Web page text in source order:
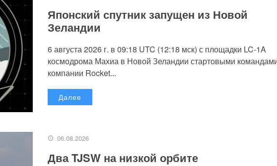
Японский спутник запущен из Новой
Зеландии
6 августа 2026 г. в 09:18 UTC (12:18 мск) с площадки LC-1A
космодрома Махиа в Новой Зеландии стартовыми
компании Rocket...
Далее
06.08.2026
Два TJSW на низкой орбите